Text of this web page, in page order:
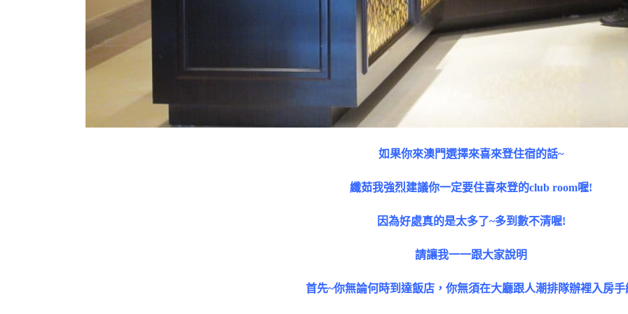
如果你來澳門選擇來喜來登住宿的話~
纖茹我強烈建議你一定要住喜來登的club room喔!
因為好處真的是太多了~多到數不清喔!
請讓我一一跟大家說明
首先~你無論何時到達飯店，你無須在大廳跟人潮排隊辦裡入房手